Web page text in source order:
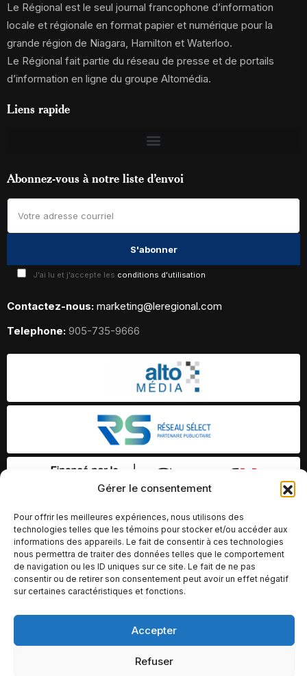
Gérer le consentement
Pour offrir les meilleures expériences, nous utilisons des
technologies telles que les témoins pour stocker et/ou accéder aux
informations des appareils. Le fait de consentir à ces technologies
nous permettra de traiter des données telles que le comportement
de navigation ou les ID uniques sur ce site. Le fait de ne pas
consentir ou de retirer son consentement peut avoir un effet négatif
sur certaines caractéristiques et fonctions.
Accepter
Refuser
Le Régional est le seul journal francophone d’information
locale et régionale en format papier et numérique pour la
grande région de Niagara, Hamilton et Waterloo.
Le Régional fait partie du réseau de presse et de portails
d’information en ligne du groupe Altomédia.
Liens rapide
Abonnez-vous à notre liste d’envoi
J'ai lu et j'accepte les conditions d'utilisation
Contactez-nous: marketing@leregional.com
Telephone: 905-735-9666
© Copyright 2026 – Altomédia Inc |
Ce site internet a été conçu et développé par Chameleon Ideas